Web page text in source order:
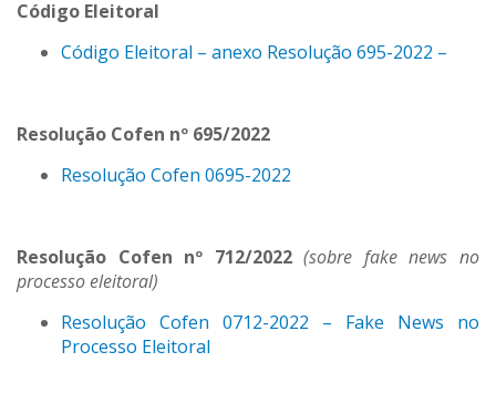
Código Eleitoral
Código Eleitoral – anexo Resolução 695-2022 –
Resolução Cofen nº 695/2022
Resolução Cofen 0695-2022
Resolução Cofen nº 712/2022(sobre fake news no
processo eleitoral)
Resolução Cofen 0712-2022 – Fake News no
Processo Eleitoral